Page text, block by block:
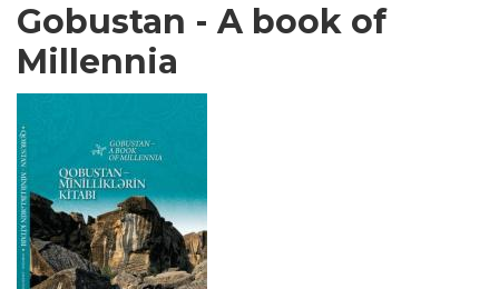
Gobustan - A book of
Millennia